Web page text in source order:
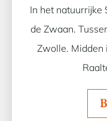
In het natuurrijke
de Zwaan.
Zwolle. Midden